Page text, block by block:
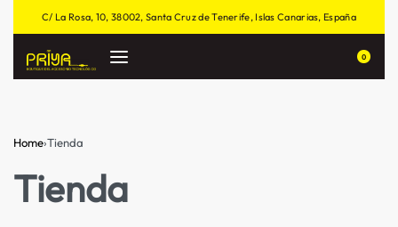
C/ La Rosa, 10, 38002, Santa Cruz de Tenerife, Islas Canarias, España
0
Home›Tienda
Tienda